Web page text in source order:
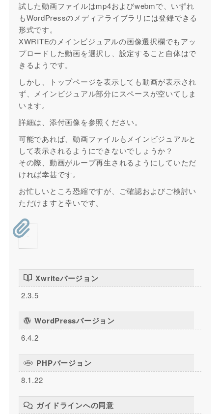
試した動画ファイルはmp4およびwebmで、いずれ
もWordPressのメディアライブラリには登録できる
形式です。
XWRITEのメインビジュアルの画像選択欄でもアッ
プロードした動画を選択し、設定すること自体はで
きるようです。
しかし、トップページを表示しても動画が表示され
ず、メインビジュアル部分にスペースが空いてしま
います。
詳細は、添付画像を参照ください。
可能であれば、動画ファイルもメインビジュアルと
して表示されるようにできないでしょうか？
その際、動画がループ再生されるようにしていただ
ければ幸甚です。
お忙しいところ恐縮ですが、ご確認およびご検討い
ただけますと幸いです。
Xwriteバージョン
2.3.5
WordPressバージョン
6.4.2
PHPバージョン
8.1.22
ガイドラインへの同意